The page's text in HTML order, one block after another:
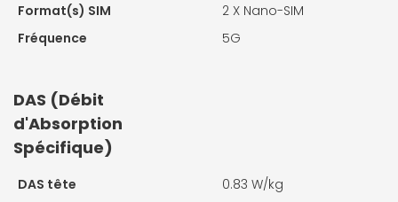
Format(s) SIM
2 X Nano-SIM
Fréquence
5G
DAS (Débit
d'Absorption
Spécifique)
DAS tête
0.83 W/kg